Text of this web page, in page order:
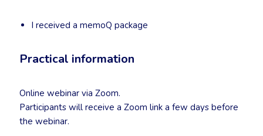
I received a memoQ package
Practical information
Online webinar via Zoom.
Participants will receive a Zoom link a few days before
the webinar.